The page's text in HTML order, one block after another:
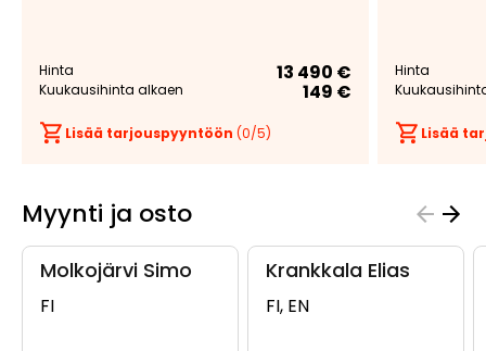
Hinta 13 490 €
Kuukausihinta alkaen 149 €
Lisää tarjouspyyntöön (0/5)
Hinta
Lisää
Myynti ja osto
Molkojärvi Simo
FI
Krankkala Elias
FI, EN